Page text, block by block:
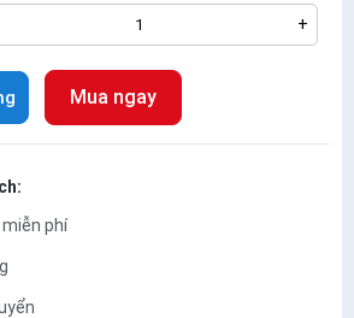
+
Mua ngay
phí